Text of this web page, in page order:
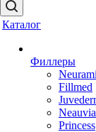
Каталог
Филлеры
Fillmed
Neauvia
Princess